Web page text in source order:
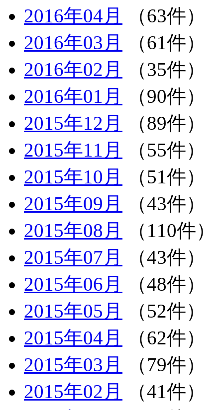
2016年04月
（63件）
2016年03月
（61件）
2016年02月
（35件）
2016年01月
（90件）
2015年12月
（89件）
2015年11月
（55件）
2015年10月
（51件）
2015年09月
（43件）
2015年08月
（110件）
2015年07月
（43件）
2015年06月
（48件）
2015年05月
（52件）
2015年04月
（62件）
2015年03月
（79件）
2015年02月
（41件）